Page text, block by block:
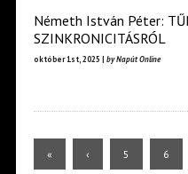
Németh István Péter:
SZINKRONICITÁSRÓL
október 1st, 2025 | by Napút Online
« ‹ 5 6